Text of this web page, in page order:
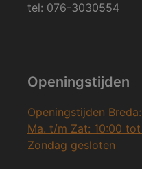
tel: 076-3030554
Openingstijden
Openingstijden Breda:
Ma. t/m Zat: 10:00 tot
Zondag gesloten